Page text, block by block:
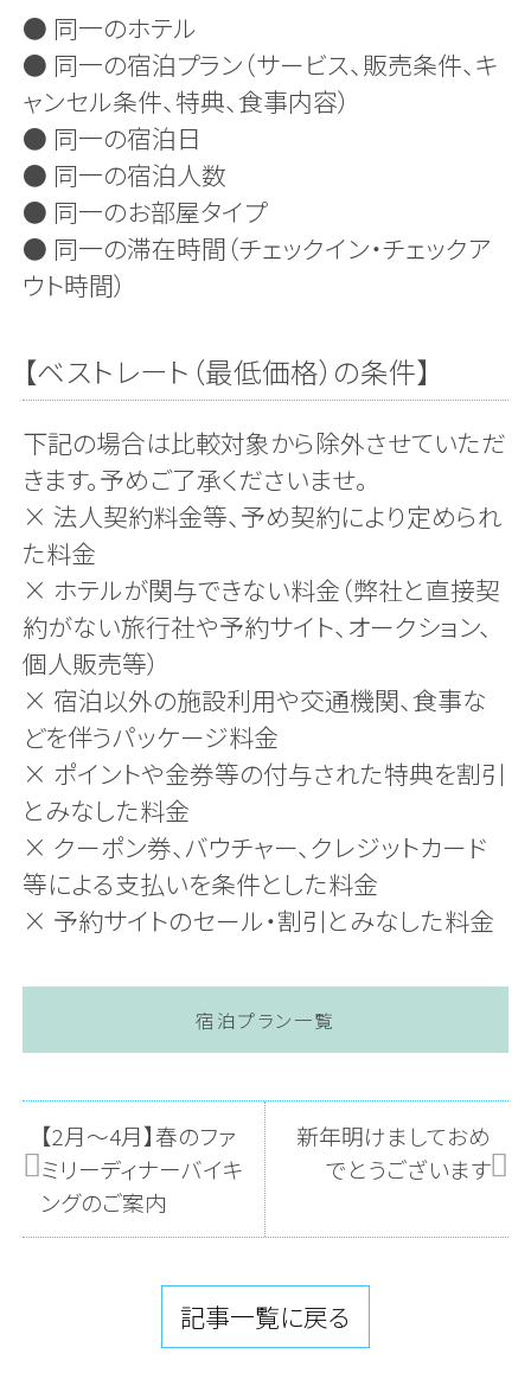
● 同一のホテル
● 同一の宿泊プラン（サービス、販売条件、キ
ャンセル条件、特典、食事内容）
● 同一の宿泊日
● 同一の宿泊人数
● 同一のお部屋タイプ
● 同一の滞在時間（チェックイン・チェックア
ウト時間）
【ベストレート（最低価格）の条件】
下記の場合は比較対象から除外させていただ
きます。予めご了承くださいませ。
× 法人契約料金等、予め契約により定められ
た料金
× ホテルが関与できない料金（弊社と直接契
約がない旅行社や予約サイト、オークション、
個人販売等）
× 宿泊以外の施設利用や交通機関、食事な
どを伴うパッケージ料金
× ポイントや金券等の付与された特典を割引
とみなした料金
× クーポン券、バウチャー、クレジットカード
等による支払いを条件とした料金
× 予約サイトのセール・割引とみなした料金
宿泊プラン一覧
【2月～4月】春のファ
ミリーディナーバイキ
ングのご案内
新年明けましておめ
でとうございます
記事一覧に戻る